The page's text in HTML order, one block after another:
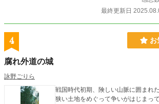
最終更新日
4 お
腐れ外道の城
詠野ごりら
戦国時代初期、険しい山脈に囲まれ
狭い土地をめぐって争いがはじまっ